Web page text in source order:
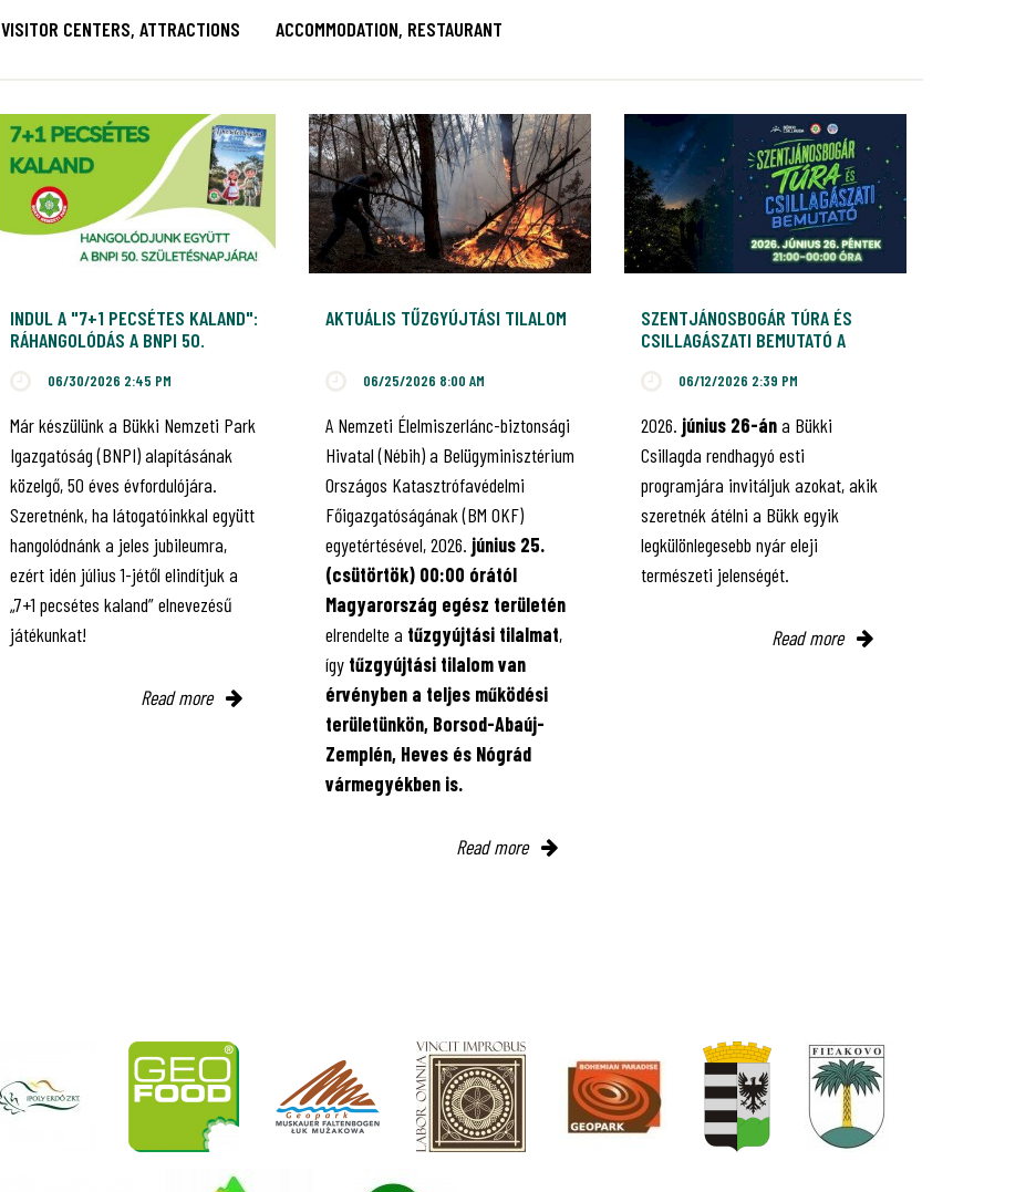
VISITOR CENTERS, ATTRACTIONS ACCOMMODATION, RESTAURANT
INDUL A "7+1 PECSÉTES KALAND":
RÁHANGOLÓDÁS A BNPI 50.
06/30/2026 2:45 PM
Már készülünk a Bükki Nemzeti Park
Igazgatóság (BNPI) alapításának
közelgő, 50 éves évfordulójára.
Szeretnénk, ha látogatóinkkal együtt
hangolódnánk a jeles jubileumra,
ezért idén július 1-jétől elindítjuk a
„7+1 pecsétes kaland” elnevezésű
játékunkat!
Read more
AKTUÁLIS TŰZGYÚJTÁSI TILALOM
06/25/2026 8:00 AM
A Nemzeti Élelmiszerlánc-biztonsági
Hivatal (Nébih) a Belügyminisztérium
Országos Katasztrófavédelmi
Főigazgatóságának (BM OKF)
egyetértésével, 2026. június 25.
(csütörtök) 00:00 órától
Magyarország egész területén
elrendelte a tűzgyújtási tilalmat,
így tűzgyújtási tilalom van
érvényben a teljes működési
területünkön, Borsod-Abaúj-
Zemplén, Heves és Nógrád
vármegyékben is.
Read more
SZENTJÁNOSBOGÁR TÚRA ÉS
CSILLAGÁSZATI BEMUTATÓ A
06/12/2026 2:39 PM
2026. június 26-ána Bükki
Csillagda rendhagyó esti
programjára invitáljuk azokat, akik
szeretnék átélni a Bükk egyik
legkülönlegesebb nyár eleji
természeti jelenségét.
Read more